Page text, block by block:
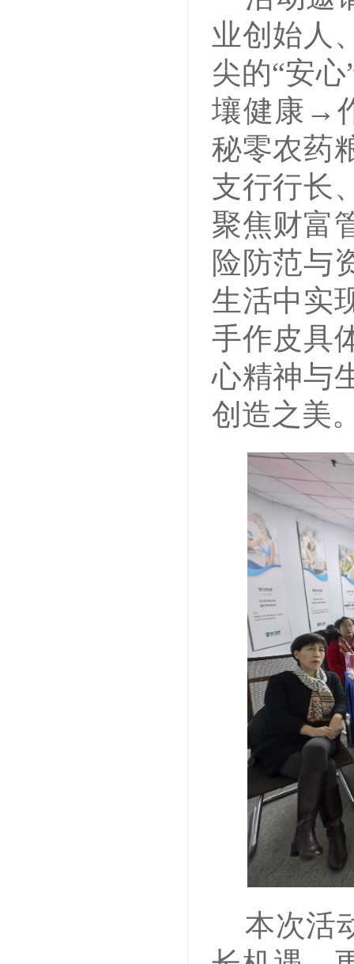
业创始人
尖的“安
壤健康→
秘零农药
支行行长
聚焦财富
险防范与
生活中实
手作皮具
心精神与
创造之美
本次活